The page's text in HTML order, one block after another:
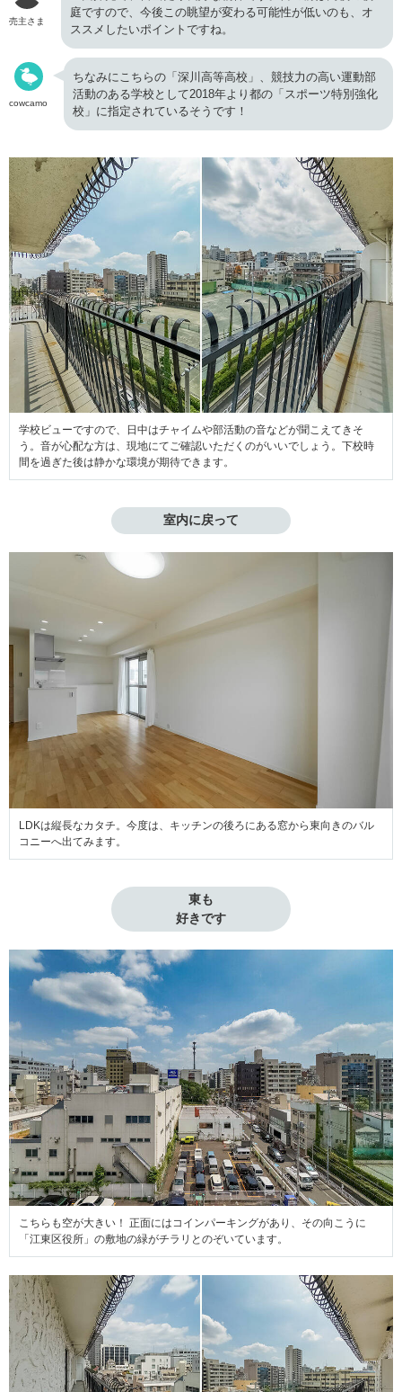
売主さま
庭ですので、今後この眺望が変わる可能性が低いのも、オ
ススメしたいポイントですね。
cowcamo
ちなみにこちらの「深川高等高校」、競技力の高い運動部
活動のある学校として2018年より都の「スポーツ特別強化
校」に指定されているそうです！
学校ビューですので、日中はチャイムや部活動の音などが聞こえてきそ
う。音が心配な方は、現地にてご確認いただくのがいいでしょう。下校時
間を過ぎた後は静かな環境が期待できます。
室内に戻って
LDKは縦長なカタチ。今度は、キッチンの後ろにある窓から東向きのバル
コニーへ出てみます。
東も
好きです
こちらも空が大きい！ 正面にはコインパーキングがあり、その向こうに
「江東区役所」の敷地の緑がチラリとのぞいています。